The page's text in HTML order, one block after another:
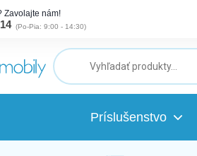
Zavolajte nám!
(Po-Pia: 9:00 - 14:30)
Príslušenstvo